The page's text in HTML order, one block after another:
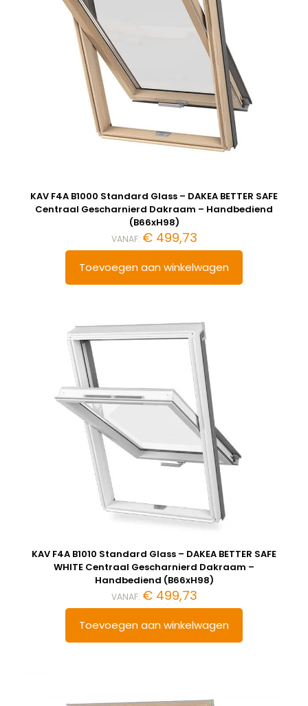
KAV F4A B1000 Standard Glass – DAKEA BETTER SAFE
Centraal Gescharnierd Dakraam – Handbediend
(B66xH98)
VANAF: €499,73
Toevoegen aan winkelwagen
KAV F4A B1010 Standard Glass – DAKEA BETTER SAFE
WHITE Centraal Gescharnierd Dakraam –
Handbediend (B66xH98)
VANAF: €499,73
Toevoegen aan winkelwagen